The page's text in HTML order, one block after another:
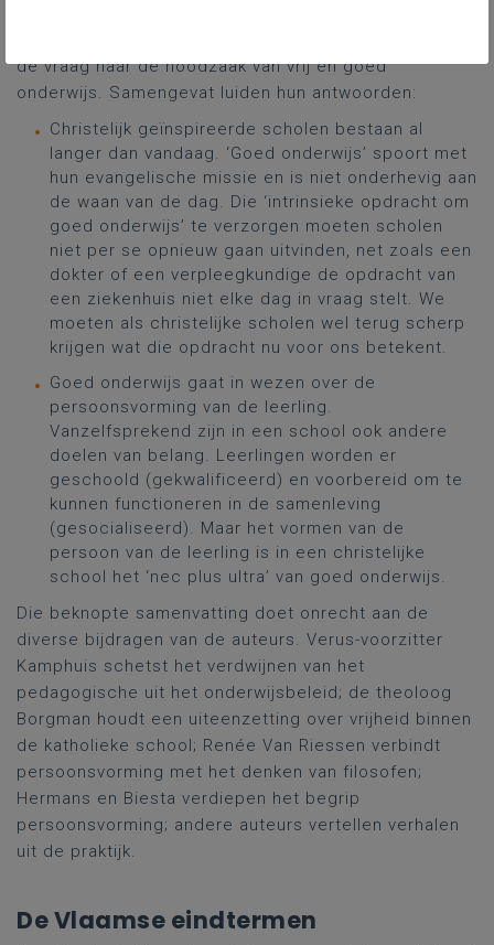
de vraag naar de noodzaak van vrij en goed
onderwijs. Samengevat luiden hun antwoorden:
Christelijk geïnspireerde scholen bestaan al
langer dan vandaag. ‘Goed onderwijs’ spoort met
hun evangelische missie en is niet onderhevig aan
de waan van de dag. Die ‘intrinsieke opdracht om
goed onderwijs’ te verzorgen moeten scholen
niet per se opnieuw gaan uitvinden, net zoals een
dokter of een verpleegkundige de opdracht van
een ziekenhuis niet elke dag in vraag stelt. We
moeten als christelijke scholen wel terug scherp
krijgen wat die opdracht nu voor ons betekent.
Goed onderwijs gaat in wezen over de
persoonsvorming van de leerling.
Vanzelfsprekend zijn in een school ook andere
doelen van belang. Leerlingen worden er
geschoold (gekwalificeerd) en voorbereid om te
kunnen functioneren in de samenleving
(gesocialiseerd). Maar het vormen van de
persoon van de leerling is in een christelijke
school het ‘nec plus ultra’ van goed onderwijs.
Die beknopte samenvatting doet onrecht aan de
diverse bijdragen van de auteurs. Verus-voorzitter
Kamphuis schetst het verdwijnen van het
pedagogische uit het onderwijsbeleid; de theoloog
Borgman houdt een uiteenzetting over vrijheid binnen
de katholieke school; Renée Van Riessen verbindt
persoonsvorming met het denken van filosofen;
Hermans en Biesta verdiepen het begrip
persoonsvorming; andere auteurs vertellen verhalen
uit de praktijk.
De Vlaamse eindtermen